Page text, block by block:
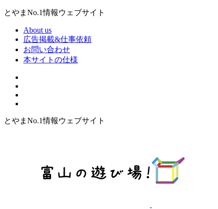
とやまNo.1情報ウェブサイト
About us
広告掲載&仕事依頼
お問い合わせ
本サイトの仕様
とやまNo.1情報ウェブサイト